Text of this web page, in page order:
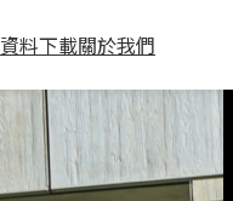
資料下載關於我們